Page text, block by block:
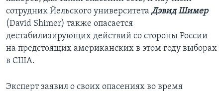
сотрудник Йельского университета Дэвид Шимер
(David Shimer) также опасается
дестабилизирующих действий со стороны России
на предстоящих американских в этом году выборах
в США.
Эксперт заявил о своих опасениях во время